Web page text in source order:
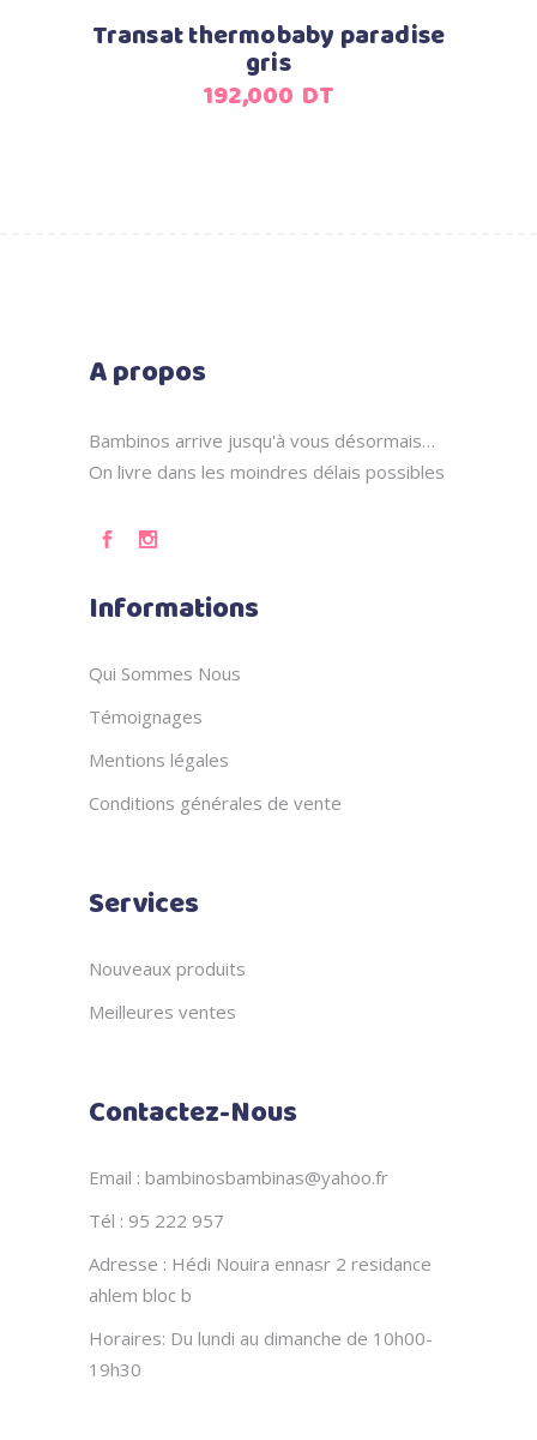
Transat thermobaby paradise
gris
192,000 DT
A propos
Bambinos arrive jusqu'à vous désormais…
On livre dans les moindres délais possibles
Informations
Qui Sommes Nous
Témoignages
Mentions légales
Conditions générales de vente
Services
Nouveaux produits
Meilleures ventes
Contactez-Nous
Email : bambinosbambinas@yahoo.fr
Tél : 95 222 957
Adresse : Hédi Nouira ennasr 2 residance
ahlem bloc b
Horaires: Du lundi au dimanche de 10h00-
19h30